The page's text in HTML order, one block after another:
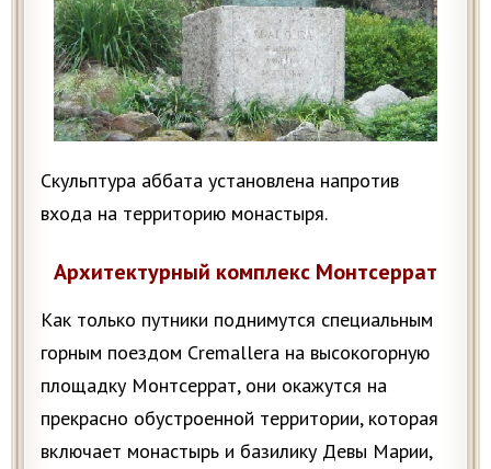
Скульптура аббата установлена напротив
входа на территорию монастыря.
Архитектурный комплекс Монтсеррат
Как только путники поднимутся специальным
горным поездом Cremallera на высокогорную
площадку Монтсеррат, они окажутся на
прекрасно обустроенной территории, которая
включает монастырь и базилику Девы Марии,